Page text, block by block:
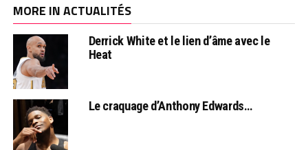
MORE IN ACTUALITÉS
Derrick White et le lien d’âme avec le
Heat
Le craquage d’Anthony Edwards…